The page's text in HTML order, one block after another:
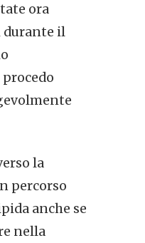
ora
durante il
la
percorso
anche se
nella